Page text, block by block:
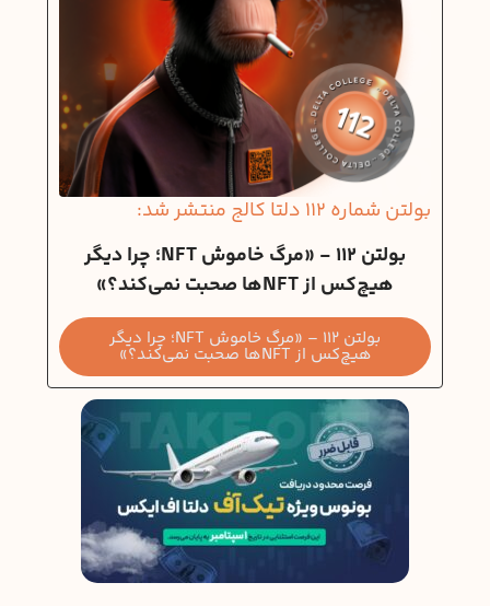
بولتن شماره 112 دلتا کالج منتشر شد:
بولتن 112 - «مرگ خاموش NFT؛ چرا دیگر
هیچ‌کس از NFTها صحبت نمی‌کند؟»
بولتن 112 – «مرگ خاموش NFT؛ چرا دیگر
هیچ‌کس از NFTها صحبت نمی‌کند؟»